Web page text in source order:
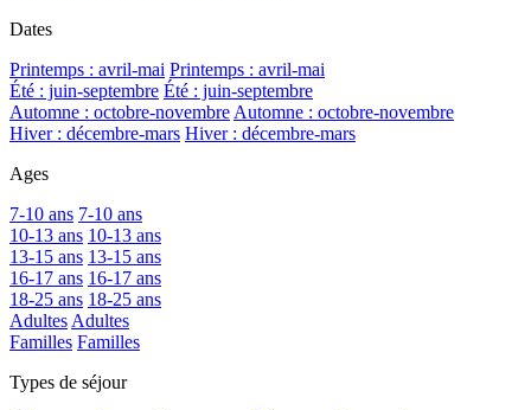
Dates
Printemps : avril-mai Printemps : avril-mai
Été : juin-septembre Été : juin-septembre
Automne : octobre-novembre Automne : octobre-novembre
Hiver : décembre-mars Hiver : décembre-mars
Ages
7-10 ans 7-10 ans
10-13 ans 10-13 ans
13-15 ans 13-15 ans
16-17 ans 16-17 ans
18-25 ans 18-25 ans
Adultes Adultes
Familles Familles
Types de séjour